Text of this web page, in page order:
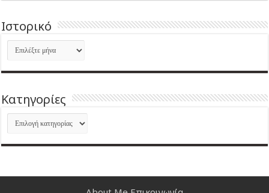
Ιστορικό
Ιστορικό
Kατηγορίες
Kατηγορίες